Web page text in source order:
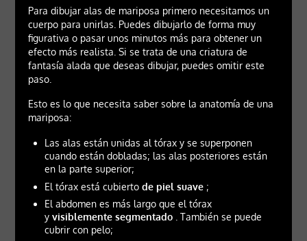
Para dibujar alas de mariposa primero necesitamos un
cuerpo para unirlas. Puedes dibujarlo de forma muy
figurativa o pasar unos minutos más para obtener un
efecto más realista. Si se trata de una criatura de
fantasía alada que deseas dibujar, puedes omitir este
paso.
Esto es lo que necesita saber sobre la anatomía de una
mariposa:
Las alas están unidas al tórax y se superponen
cuando están dobladas; las alas posteriores están
en la parte superior;
El tórax está cubierto de piel suave;
El abdomen es más largo que el tórax
y visiblemente segmentado. También se puede
cubrir con pelo;